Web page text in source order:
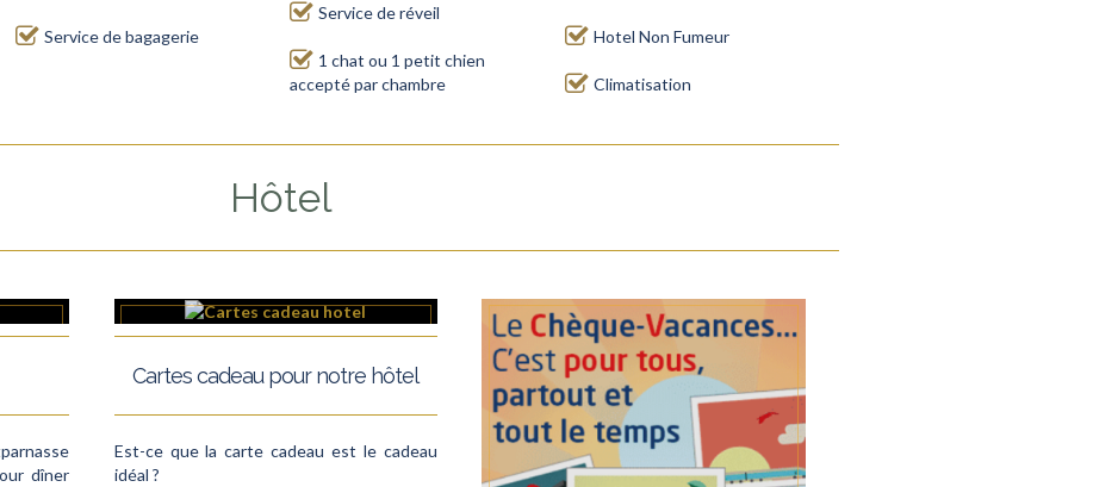
Service de bagagerie
Service de réveil
1 chat ou 1 petit chien
accepté par chambre
Hotel Non Fumeur
Climatisation
Hôtel
dîner
Cartes cadeau pour notre hôtel
Est-ce que la carte cadeau est le cadeau
idéal ?